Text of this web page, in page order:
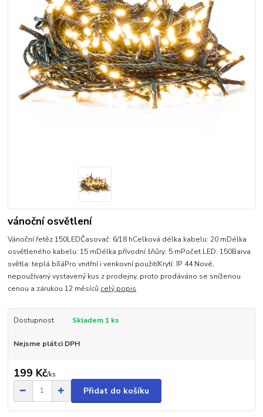
vánoční osvětlení
Vánoční řetěz 150LEDČasovač: 6/18 hCelková délka kabelu: 20 mDélka
osvětleného kabelu: 15 mDélka přívodní šňůry: 5 mPočet LED: 150Barva
světla: teplá bíláPro vnitřní i venkovní použitíKrytí: IP 44 Nové,
nepoužívaný vystavený kus z prodejny, proto prodáváno se sníženou
cenou a zárukou 12 měsíců celý popis
Dostupnost Skladem 1 ks
Nejsme plátci DPH
199 Kč/ks
Přidat do košíku